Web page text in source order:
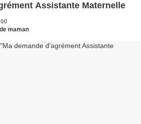
Assistante Maternelle
maman